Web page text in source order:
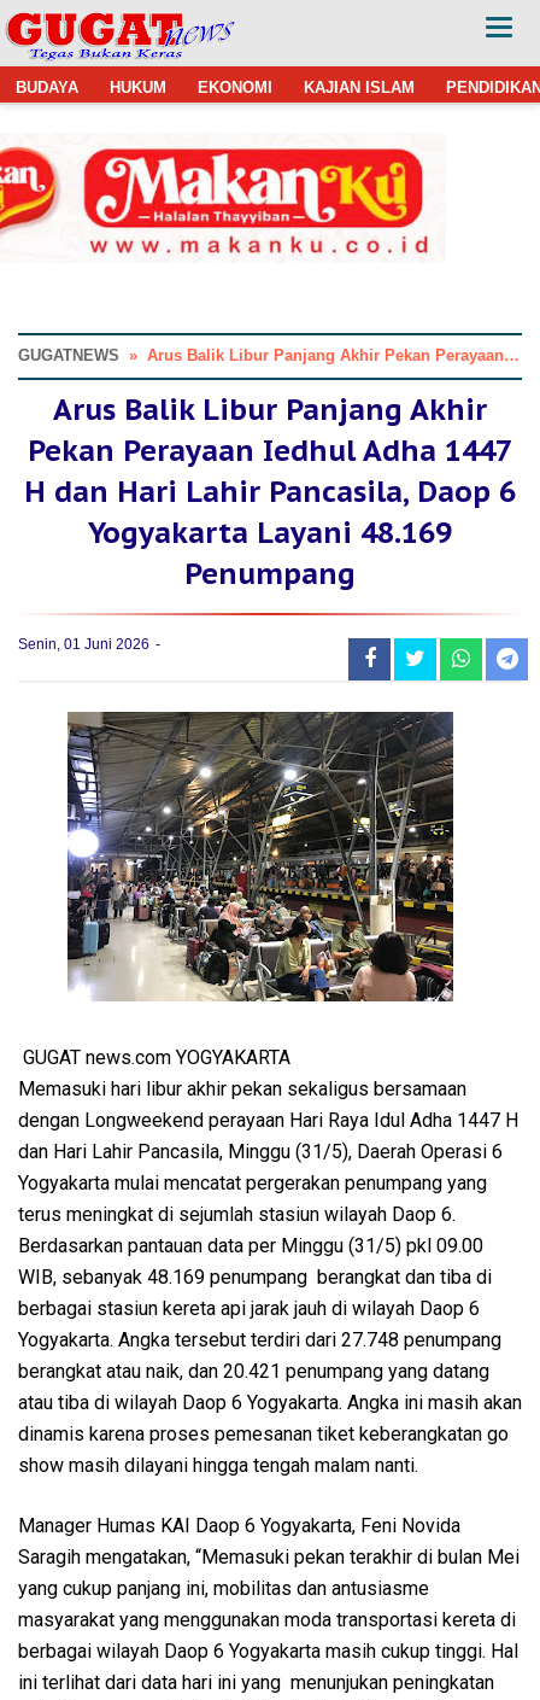
BUDAYA HUKUM EKONOMI KAJIAN ISLAM
GUGATNEWS » Arus Balik Libur Panjang Akhir Pekan Perayaan Iedhul Adha 1447 H dan Hari Lahir Pancasila, Daop 6 Yogyakarta Layani 48.169 Penumpang
Arus Balik Libur Panjang Akhir
Pekan Perayaan Iedhul Adha 1447
H dan Hari Lahir Pancasila, Daop 6
Yogyakarta Layani 48.169
Penumpang
Senin, 01 Juni 2026
GUGAT news.com YOGYAKARTA
Memasuki hari libur akhir pekan sekaligus bersamaan
dengan Longweekend perayaan Hari Raya Idul Adha 1447 H
dan Hari Lahir Pancasila, Minggu (31/5), Daerah Operasi 6
Yogyakarta mulai mencatat pergerakan penumpang yang
terus meningkat di sejumlah stasiun wilayah Daop 6.
Berdasarkan pantauan data per Minggu (31/5) pkl 09.00
WIB, sebanyak 48.169 penumpang berangkat dan tiba di
berbagai stasiun kereta api jarak jauh di wilayah Daop 6
Yogyakarta. Angka tersebut terdiri dari 27.748 penumpang
berangkat atau naik, dan 20.421 penumpang yang datang
atau tiba di wilayah Daop 6 Yogyakarta. Angka ini masih akan
dinamis karena proses pemesanan tiket keberangkatan go
show masih dilayani hingga tengah malam nanti.
Manager Humas KAI Daop 6 Yogyakarta, Feni Novida
Saragih mengatakan, “Memasuki pekan terakhir di bulan Mei
yang cukup panjang ini, mobilitas dan antusiasme
masyarakat yang menggunakan moda transportasi kereta di
berbagai wilayah Daop 6 Yogyakarta masih cukup tinggi. Hal
ini terlihat dari data hari ini yang menunjukan peningkatan